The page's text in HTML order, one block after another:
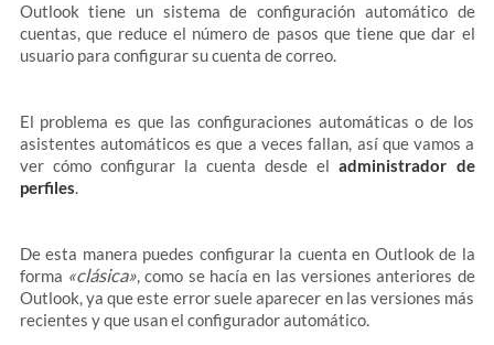
Outlook tiene un sistema de configuración automático de
cuentas, que reduce el número de pasos que tiene que dar el
usuario para configurar su cuenta de correo.
El problema es que las configuraciones automáticas o de los
asistentes automáticos es que a veces fallan, así que vamos a
ver cómo configurar la cuenta desde eladministrador de
perfiles.
De esta manera puedes configurar la cuenta en Outlook de la
forma «clásica», como se hacía en las versiones anteriores de
Outlook, ya que este error suele aparecer en las versiones más
recientes y que usan el configurador automático.